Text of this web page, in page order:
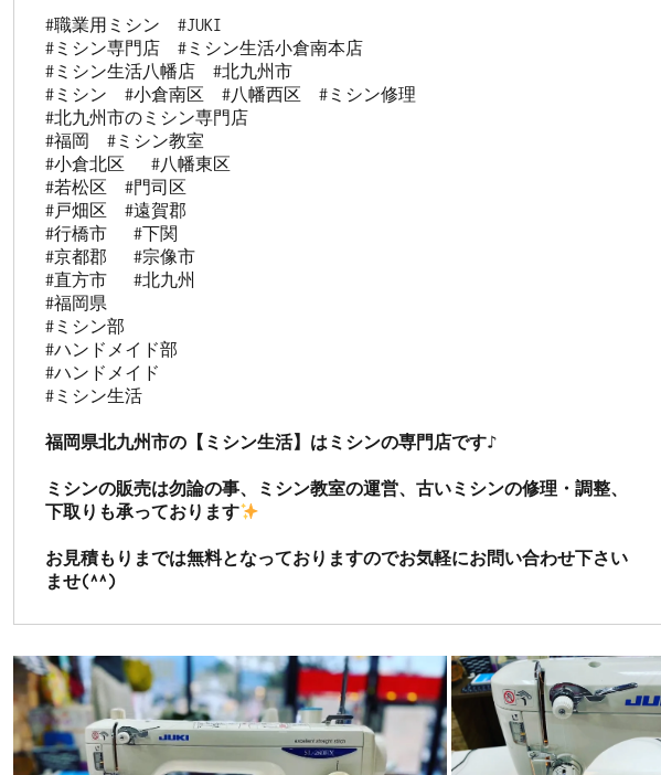
#職業用ミシン　#JUKI
#ミシン専門店  #ミシン生活小倉南本店
#ミシン生活八幡店  #北九州市
#ミシン  #小倉南区  #八幡西区  #ミシン修理
#北九州市のミシン専門店
#福岡  #ミシン教室
#小倉北区   #八幡東区
#若松区  #門司区
#戸畑区  #遠賀郡
#行橋市   #下関
#京都郡   #宗像市
#直方市   #北九州
#福岡県
#ミシン部
#ハンドメイド部
#ハンドメイド
#ミシン生活
福岡県北九州市の【ミシン生活】はミシンの専門店です♪
ミシンの販売は勿論の事、ミシン教室の運営、古いミシンの修理・調整、
下取りも承っております
お見積もりまでは無料となっておりますのでお気軽にお問い合わせ下さい
ませ(^^)